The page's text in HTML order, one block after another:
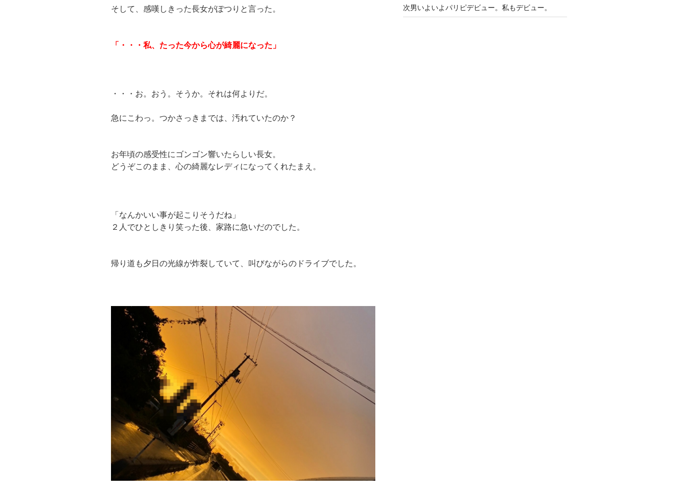
そして、感嘆しきった長女がぽつりと言った。
「・・・私、たった今から心が綺麗になった」
・・・お。おう。そうか。それは何よりだ。
急にこわっ。つかさっきまでは、汚れていたのか？
お年頃の感受性にゴンゴン響いたらしい長女。
どうぞこのまま、心の綺麗なレディになってくれたまえ。
「なんかいい事が起こりそうだね」
２人でひとしきり笑った後、家路に急いだのでした。
帰り道も夕日の光線が炸裂していて、叫びながらのドライブでした。
次男いよいよパリピデビュー。私もデビュー。